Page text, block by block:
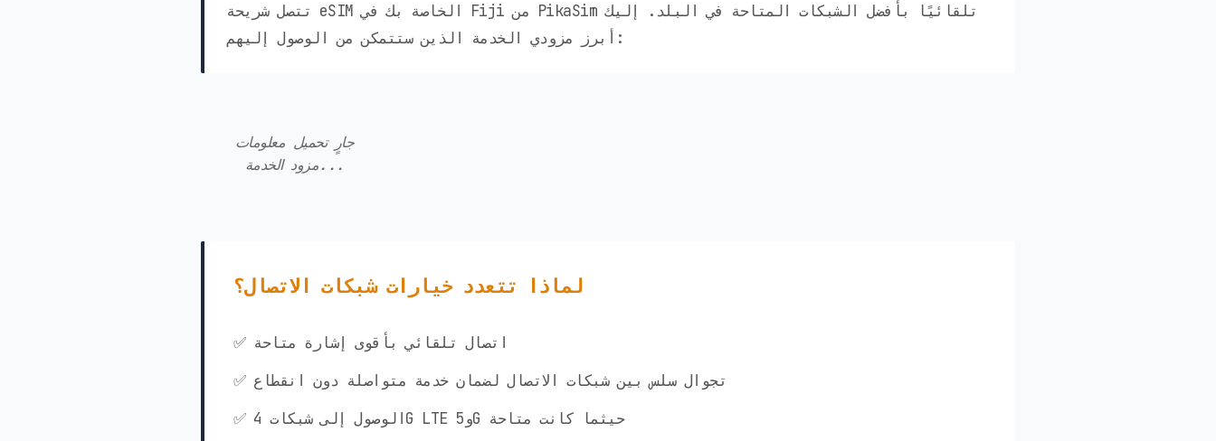
تتصل شريحة eSIM الخاصة بك في Fiji من PikaSim تلقائيًا بأفضل الشبكات المتاحة في البلد. إليك
أبرز مزودي الخدمة الذين ستتمكن من الوصول إليهم:
جارٍ تحميل معلومات
مزود الخدمة...
لماذا تتعدد خيارات شبكات الاتصال؟
✅ اتصال تلقائي بأقوى إشارة متاحة
✅ تجوال سلس بين شبكات الاتصال لضمان خدمة متواصلة دون انقطاع
✅ الوصول إلى شبكات 4G LTE و5G حيثما كانت متاحة